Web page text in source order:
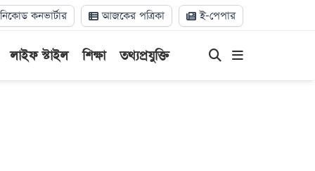
কনভার্টার আজকের পত্রিকা ই-পেপার
লাইফ স্টাইল শিক্ষা তথ্যপ্রযুক্তি